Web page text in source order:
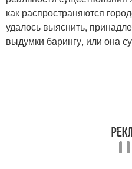
как распространяются
удалось выяснить,
выдумки барингу, или она